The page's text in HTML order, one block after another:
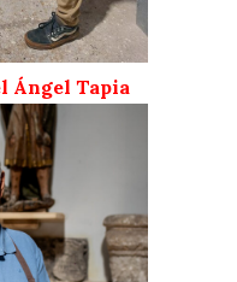
Ángel Tapia